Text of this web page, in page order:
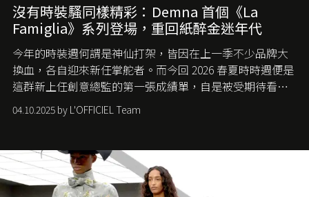
沒有時裝騷同樣精彩：Demna 首個《La
Famiglia》系列登場，重回紙醉金迷年代
今年的時裝週何謂是神仙打架，皆因在上一季不少品牌大
換血，各自迎來新任掌舵者。而今回 2026 春夏時時週便是
這群新上任創意總監的第一張成績單，自是被受期待看他
們如何各顯神通。意大利老牌 Gucci 在過去幾個季度業績
難已救回，開雲集團任命成功曾翻轉 Balenciaga 的愛將
團市值一日蒸發 30 億美元，大眾擔心走得太前的 Demna
會忽略品牌的美學基礎，最後變成三不像。而從剛剛推出
的首作所造成的話題及關注度，我們便知道 Demna 沒這麼
04.10.2025 by L'OFFICIEL Team